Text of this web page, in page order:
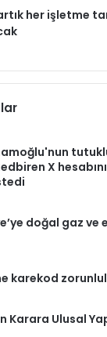
her işletme
X
doğal gaz
karekod
Karara Ulusal